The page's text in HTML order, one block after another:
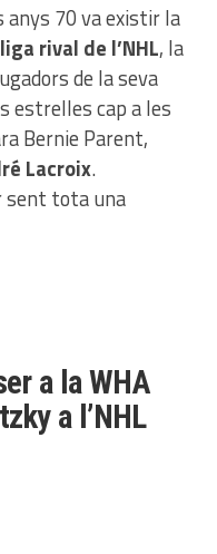
anys 70 va existir la
rival de l’NHL, la
de la seva
estrelles cap a les
Bernie Parent,
Lacroix.
sent tota una
a la WHA
a l’NHL